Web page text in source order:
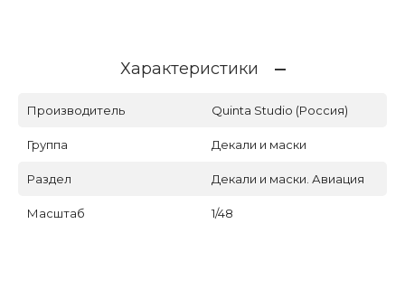
Характеристики
Производитель Quinta Studio (Россия)
Группа Декали и маски
Раздел Декали и маски. Авиация
Масштаб 1/48